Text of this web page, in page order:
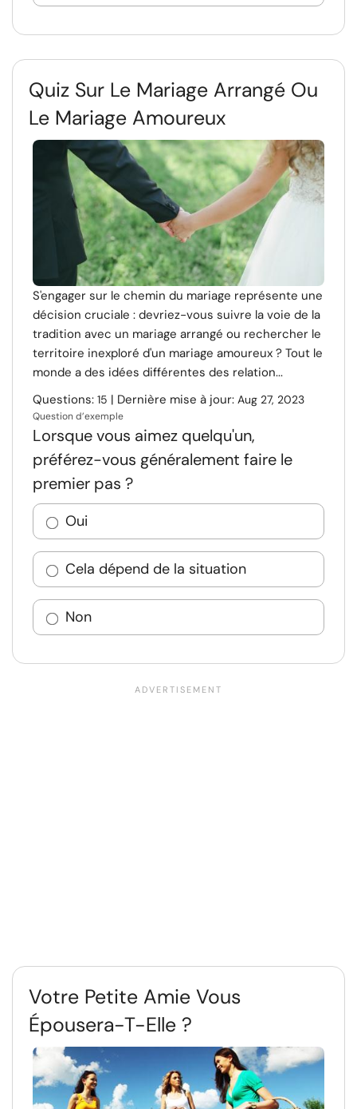
Quiz Sur Le Mariage Arrangé Ou
Le Mariage Amoureux
S'engager sur le chemin du mariage représente une
décision cruciale : devriez-vous suivre la voie de la
tradition avec un mariage arrangé ou rechercher le
territoire inexploré d'un mariage amoureux ? Tout le
monde a des idées différentes des relation...
Questions: 15 | Dernière mise à jour: Aug 27, 2023
Question d’exemple
Lorsque vous aimez quelqu'un,
préférez-vous généralement faire le
premier pas ?
Oui
Cela dépend de la situation
Non
Votre Petite Amie Vous
Épousera-T-Elle ?